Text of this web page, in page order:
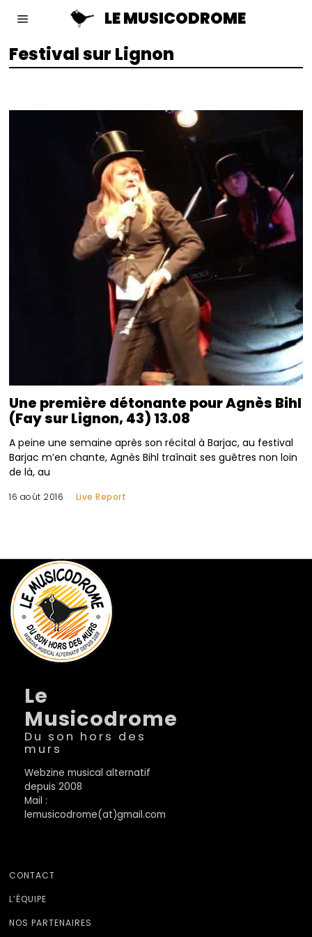
LE MUSICODROME
Festival sur Lignon
Une première détonante pour Agnès Bihl
(Fay sur Lignon, 43) 13.08
A peine une semaine après son récital à Barjac, au festival
Barjac m’en chante, Agnès Bihl traînait ses guêtres non loin
de là, au
16 août 2016 Live Report
Le
Musicodrome
Du son hors des
murs
Webzine musical alternatif
depuis 2008
Mail :
lemusicodrome(at)gmail.com
CONTACT
L’ÉQUIPE
NOS PARTENAIRES